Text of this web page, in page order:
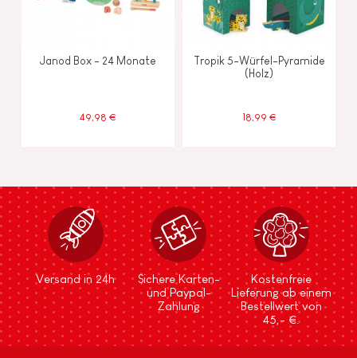
Janod Box - 24 Monate
49,98 €
Tropik 5-Würfel-Pyramide
(Holz)
18,99 €
Versand in 24h
Sichere Karten-
und Paypal-
Zahlung
Kostenfreie
Lieferung ab einem
Bestellwert von
45,- €.